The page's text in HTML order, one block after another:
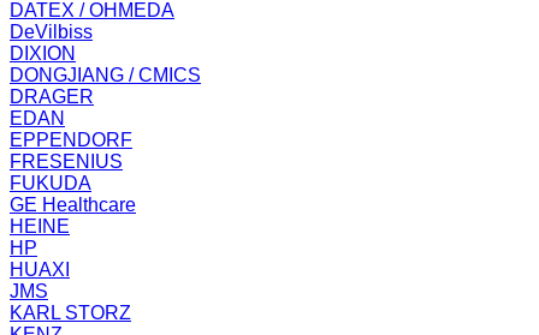
DATEX / OHMEDA
DeVilbiss
DIXION
DONGJIANG / CMICS
DRAGER
EDAN
EPPENDORF
FRESENIUS
FUKUDA
GE Healthcare
HEINE
HP
HUAXI
JMS
KARL STORZ